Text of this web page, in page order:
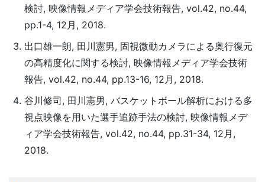
検討, 映像情報メディア学会技術報告, vol.42, no.44,
pp.1-4, 12月, 2018.
出口雄一朗, 田川憲男, 固視微動カメラによる奥行復元
の高精度化に関する検討, 映像情報メディア学会技術
報告, vol.42, no.44, pp.13-16, 12月, 2018.
谷川修司, 田川憲男, バスケットボール解析における多
視点映像を用いた選手追跡手法の検討, 映像情報メデ
ィア学会技術報告, vol.42, no.44, pp.31-34, 12月,
2018.